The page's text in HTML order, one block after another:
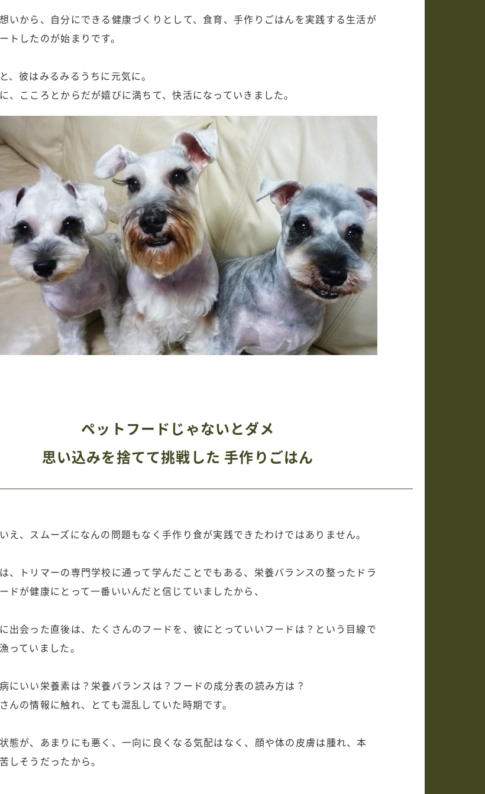
いから、自分にできる健康づくりとして、食育、手作りごはんを実践する生活が
トしたのが始まりです。
、彼はみるみるうちに元気に。
、こころとからだが嬉びに満ちて、快活になっていきました。
ペットフードじゃないとダメ
思い込みを捨てて挑戦した 手作りごはん
え、スムーズになんの問題もなく手作り食が実践できたわけではありません。
、トリマーの専門学校に通って学んだことでもある、栄養バランスの整ったドラ
ドが健康にとって一番いいんだと信じていましたから、
出会った直後は、たくさんのフードを、彼にとっていいフードは？という目線で
っていました。
いい栄養素は？栄養バランスは？フードの成分表の読み方は？
んの情報に触れ、とても混乱していた時期です。
態が、あまりにも悪く、一向に良くなる気配はなく、顔や体の皮膚は腫れ、本
しそうだったから。